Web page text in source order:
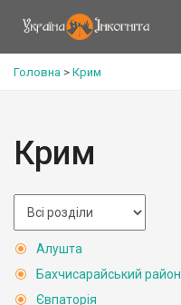
Головна > Крим
Крим
Алушта
Бахчисарайський район
Євпаторія